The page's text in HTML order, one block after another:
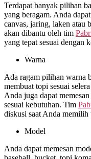
Terdapat banyak pilihan
yang beragam. Anda
canvas, jaring, laken atau
akan dibantu oleh tim
yang tepat sesuai dengan
Warna
Ada ragam pilihan warna
membuat topi sesuai
Anda juga dapat
sesuai kebutuhan. Tim
diskusi saat Anda memilih
Model
Anda dapat memesan